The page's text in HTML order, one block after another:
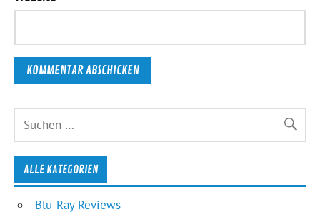
ALLE KATEGORIEN
Blu-Ray Reviews